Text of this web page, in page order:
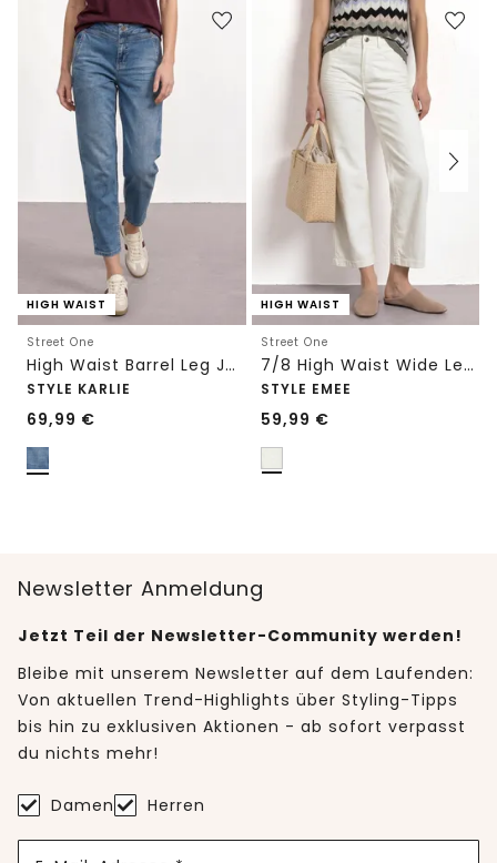
HIGH WAIST
Street One
High Waist Barrel Leg Jeans im Loose Fit
STYLE KARLIE
69,99 €
HIGH WAIST
Street One
7/8 High Waist Wide Leg Jeans im Loose Fit
STYLE EMEE
59,99 €
Newsletter Anmeldung
Jetzt Teil der Newsletter-Community werden!
Bleibe mit unserem Newsletter auf dem Laufenden:
Von aktuellen Trend-Highlights über Styling-Tipps
bis hin zu exklusiven Aktionen - ab sofort verpasst
du nichts mehr!
Damen Herren